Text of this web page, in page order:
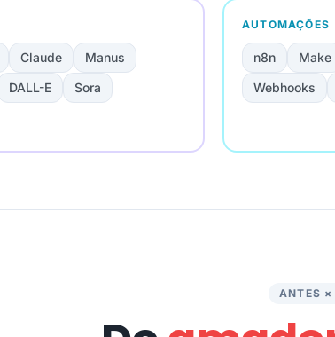
Claude
Manus
DALL-E Sora
AUTOMAÇÕES
n8n Make
Webhooks
ANTES ×